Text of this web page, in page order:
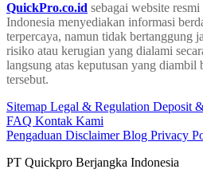
QuickPro.co.id sebagai website
Indonesia menyediakan informasi
terpercaya, namun tidak bertanggung
risiko atau kerugian yang dialami
langsung atas keputusan yang diambil
tersebut.
Sitemap Legal & Regulation Deposit
FAQ Kontak Kami
Pengaduan DisclaimerBlog Privacy
PT Quickpro Berjangka Indonesia